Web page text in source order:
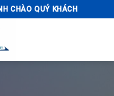
CHÀO QUÝ KHÁCH